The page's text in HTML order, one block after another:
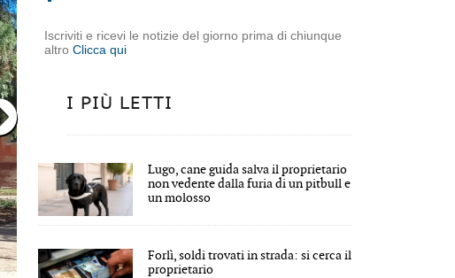
Iscriviti e ricevi le notizie del giorno prima di chiunque
altroClicca qui
I PIÙ LETTI
Lugo, cane guida salva il proprietario
non vedente dalla furia di un pitbull e
un molosso
Forlì, soldi trovati in strada: si cerca il
proprietario